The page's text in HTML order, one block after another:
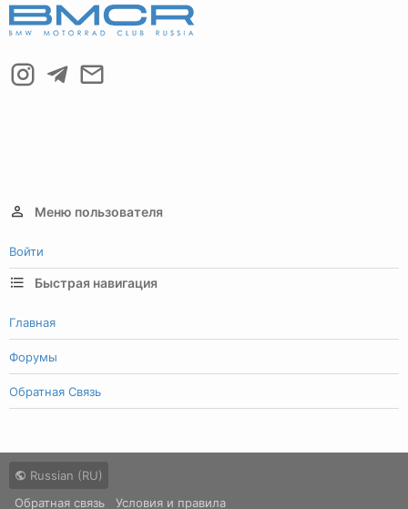
Меню пользователя
Войти
Быстрая навигация
Главная
Форумы
Обратная Связь
Russian (RU)
Обратная связь
Условия и правила